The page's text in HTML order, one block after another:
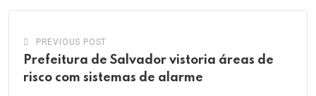
PREVIOUS POST
Prefeitura de Salvador vistoria áreas de
risco com sistemas de alarme